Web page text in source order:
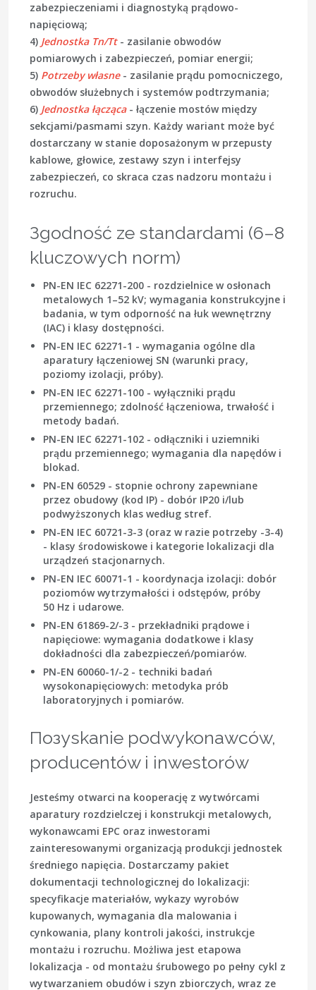
zabezpieczeniami i diagnostyką prądowo-
napięciową;
4) Jednostka Tn/Tt- zasilanie obwodów
pomiarowych i zabezpieczeń, pomiar energii;
5) Potrzeby własne- zasilanie prądu pomocniczego,
obwodów służebnych i systemów podtrzymania;
6) Jednostka łącząca- łączenie mostów między
sekcjami/pasmami szyn. Każdy wariant może być
dostarczany w stanie doposażonym w przepusty
kablowe, głowice, zestawy szyn i interfejsy
zabezpieczeń, co skraca czas nadzoru montażu i
rozruchu.
Зgodność ze standardami (6–8
kluczowych norm)
PN-EN IEC 62271-200- rozdzielnice w osłonach
metalowych 1–52 kV; wymagania konstrukcyjne i
badania, w tym odporność na łuk wewnętrzny
(IAC) i klasy dostępności.
PN-EN IEC 62271-1 - wymagania ogólne dla
aparatury łączeniowej SN (warunki pracy,
poziomy izolacji, próby).
PN-EN IEC 62271-100- wyłączniki prądu
przemiennego; zdolność łączeniowa, trwałość i
metody badań.
PN-EN IEC 62271-102- odłączniki i uziemniki
prądu przemiennego; wymagania dla napędów i
blokad.
PN-EN 60529- stopnie ochrony zapewniane
przez obudowy (kod IP) - dobór IP20 i/lub
podwyższonych klas według stref.
PN-EN IEC 60721-3-3(oraz w razie potrzeby -3-4)
- klasy środowiskowe i kategorie lokalizacji dla
urządzeń stacjonarnych.
PN-EN IEC 60071-1 - koordynacja izolacji: dobór
poziomów wytrzymałości i odstępów, próby
50 Hz i udarowe.
PN-EN 61869-2/-3- przekładniki prądowe i
napięciowe: wymagania dodatkowe i klasy
dokładności dla zabezpieczeń/pomiarów.
PN-EN 60060-1/-2- techniki badań
wysokonapięciowych: metodyka prób
laboratoryjnych i pomiarów.
Позyskanie podwykonawców,
producentów i inwestorów
Jesteśmy otwarci na kooperację z wytwórcami
aparatury rozdzielczej i konstrukcji metalowych,
wykonawcami EPC oraz inwestorami
zainteresowanymi organizacją produkcji jednostek
średniego napięcia. Dostarczamy pakiet
dokumentacji technologicznej do lokalizacji:
specyfikacje materiałów, wykazy wyrobów
kupowanych, wymagania dla malowania i
cynkowania, plany kontroli jakości, instrukcje
montażu i rozruchu. Możliwa jest etapowa
lokalizacja - od montażu śrubowego po pełny cykl z
wytwarzaniem obudów i szyn zbiorczych, wraz ze